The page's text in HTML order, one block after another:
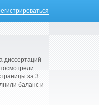
диссертаций
за 3
баланс и